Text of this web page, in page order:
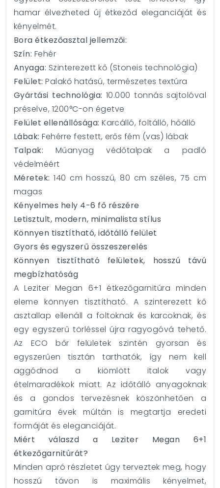
hamar élvezheted új étkeződ eleganciáját és
kényelmét.
Bora étkezőasztal jellemzői:
Szín: Fehér
Anyaga: Szinterezett kő (Stoneis technológia)
Felület: Palakő hatású, természetes textúra
Gyártási technológia: 10.000 tonnás sajtolóval
préselve, 1200°C-on égetve
Felület ellenállósága: Karcálló, foltálló, hőálló
Lábak: Fehérre festett, erős fém (vas) lábak
Talpak: Műanyag védőtalpak a padló
védelméért
Méretek: 140 cm hosszú, 80 cm széles, 75 cm
magas
Kényelmes hely 4-6 fő részére
Letisztult, modern, minimalista stílus
Könnyen tisztítható, időtálló felület
Gyors és egyszerű összeszerelés
Könnyen tisztítható felületek, hosszú távú
megbízhatóság
A Leziter Megan 6+1 étkezőgarnitúra minden
eleme könnyen tisztítható. A szinterezett kő
asztallap ellenáll a foltoknak és karcoknak, és
egy egyszerű törléssel újra ragyogóvá tehető.
Az ECO bőr felületek szintén gyorsan és
egyszerűen tisztán tarthatók, így nem kell
aggódnod a kiömlött italok vagy
ételmaradékok miatt. Az időtálló anyagoknak
és a gondos tervezésnek köszönhetően a
garnitúra évek múltán is megtartja eredeti
formáját és eleganciáját.
Miért válaszd a Leziter Megan 6+1
étkezőgarnitúrát?
Minden apró részletet úgy terveztek meg, hogy
hosszú távon is maximális kényelmet,